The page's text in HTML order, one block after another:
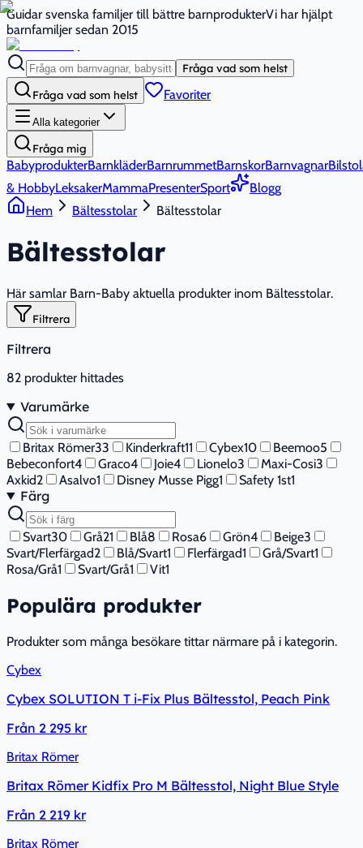
Guidar svenska familjer till bättre barnprodukterVi har hjälpt
barnfamiljer sedan 2015
Fråga vad som helst
Fråga vad som helst Favoriter
Alla kategorier
Fråga mig
BabyprodukterBarnkläderBarnrummetBarnskorBarnvagnar
& HobbyLeksakerMammaPresenterSport
Blogg
Hem
Bältesstolar Bältesstolar
Bältesstolar
Här samlar Barn-Baby aktuella produkter inom Bältesstolar.
Filtrera
Filtrera
82 produkter hittades
Varumärke
Britax Römer33 Kinderkraft11 Cybex10 Beemoo5
Bebeconfort4 Graco4 Joie4 Lionelo3 Maxi-Cosi3
Axkid2 Asalvo1 Disney Musse Pigg1 Safety 1st1
Färg
Svart30 Grå21 Blå8 Rosa6 Grön4 Beige3
Svart/Flerfärgad2 Blå/Svart1 Flerfärgad1 Grå/Svart1
Rosa/Grå1 Svart/Grå1 Vit1
Populära produkter
Produkter som många besökare tittar närmare på i kategorin.
Cybex
Cybex SOLUTION T i-Fix Plus Bältesstol, Peach Pink
Från 2 295 kr
Britax Römer
Britax Römer Kidfix Pro M Bältesstol, Night Blue Style
Från 2 219 kr
Britax Römer